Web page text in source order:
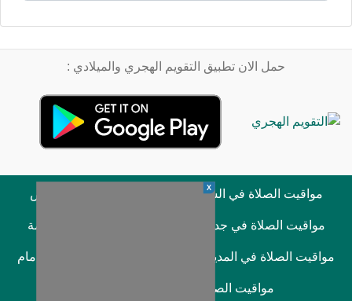
X
حمل الان تطبيق التقويم الهجري والميلادي :
مواقيت الصلاة في السعودية مواقيت الصلاة في الرياض
مواقيت الصلاة في جدة مواقيت الصلاة في مكة المكرمة
مواقيت الصلاة في المدينة المنورة مواقيت الصلاة في الدمام
مواقيت الصلاة في الخبر